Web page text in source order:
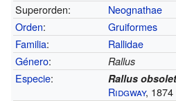
Superorden:
Neognathae
Orden:
Gruiformes
Familia:
Rallidae
Género: Rallus
Especie: Rallus
Ridgway, 1874